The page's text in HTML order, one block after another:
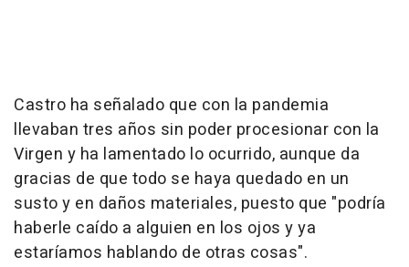
Castro ha señalado que con la pandemia
llevaban tres años sin poder procesionar con la
Virgen y ha lamentado lo ocurrido, aunque da
gracias de que todo se haya quedado en un
susto y en daños materiales, puesto que "podría
haberle caído a alguien en los ojos y ya
estaríamos hablando de otras cosas".